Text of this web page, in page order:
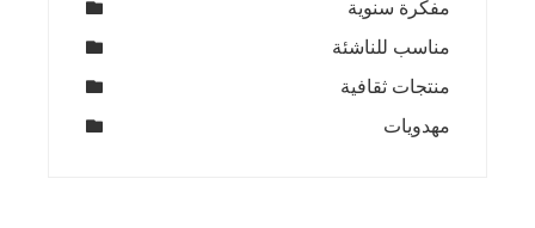
مفكرة سنوية
مناسب للناشئة
منتجات ثقافية
مهدويات